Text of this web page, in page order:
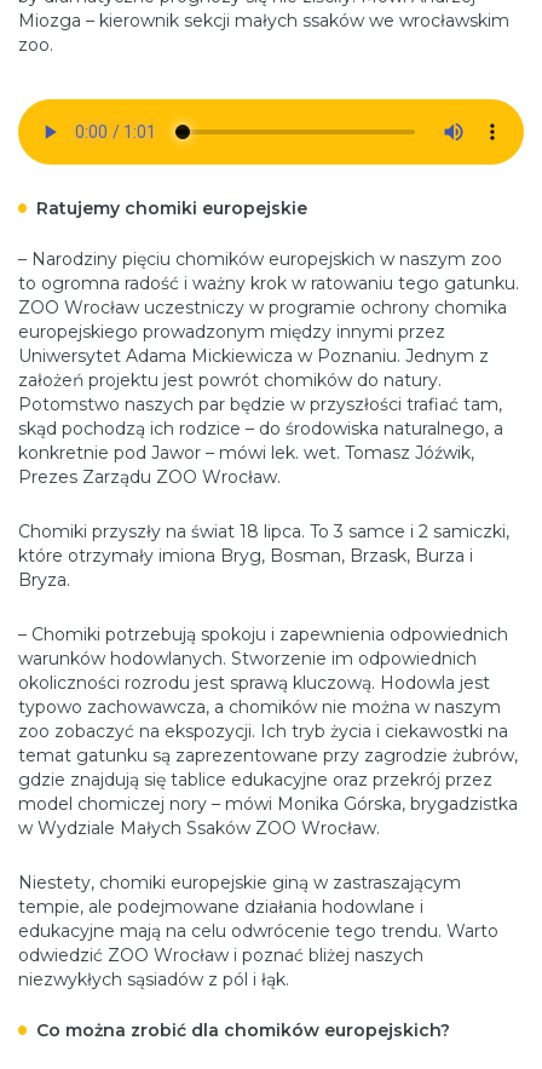
Miozga – kierownik sekcji małych ssaków we wrocławskim
zoo.
Ratujemy chomiki europejskie
– Narodziny pięciu chomików europejskich w naszym zoo
to ogromna radość i ważny krok w ratowaniu tego gatunku.
ZOO Wrocław uczestniczy w programie ochrony chomika
europejskiego prowadzonym między innymi przez
Uniwersytet Adama Mickiewicza w Poznaniu. Jednym z
założeń projektu jest powrót chomików do natury.
Potomstwo naszych par będzie w przyszłości trafiać tam,
skąd pochodzą ich rodzice – do środowiska naturalnego, a
konkretnie pod Jawor – mówi lek. wet. Tomasz Jóźwik,
Prezes Zarządu ZOO Wrocław.
Chomiki przyszły na świat 18 lipca. To 3 samce i 2 samiczki,
które otrzymały imiona Bryg, Bosman, Brzask, Burza i
Bryza.
– Chomiki potrzebują spokoju i zapewnienia odpowiednich
warunków hodowlanych. Stworzenie im odpowiednich
okoliczności rozrodu jest sprawą kluczową. Hodowla jest
typowo zachowawcza, a chomików nie można w naszym
zoo zobaczyć na ekspozycji. Ich tryb życia i ciekawostki na
temat gatunku są zaprezentowane przy zagrodzie żubrów,
gdzie znajdują się tablice edukacyjne oraz przekrój przez
model chomiczej nory – mówi Monika Górska, brygadzistka
w Wydziale Małych Ssaków ZOO Wrocław.
Niestety, chomiki europejskie giną w zastraszającym
tempie, ale podejmowane działania hodowlane i
edukacyjne mają na celu odwrócenie tego trendu. Warto
odwiedzić ZOO Wrocław i poznać bliżej naszych
niezwykłych sąsiadów z pól i łąk.
Co można zrobić dla chomików europejskich?